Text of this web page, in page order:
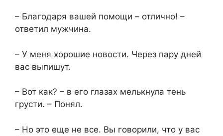
– Благодаря вашей помощи – отлично! –
ответил мужчина.
– У меня хорошие новости. Через пару дней
вас выпишут.
– Вот как? – в его глазах мелькнула тень
грусти. – Понял.
– Но это еще не все. Вы говорили, что у вас